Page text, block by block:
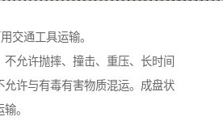
交通工具运输。
允许抛摔、撞击、重压、长时间
允许与有毒有害物质混运。成盘状
。